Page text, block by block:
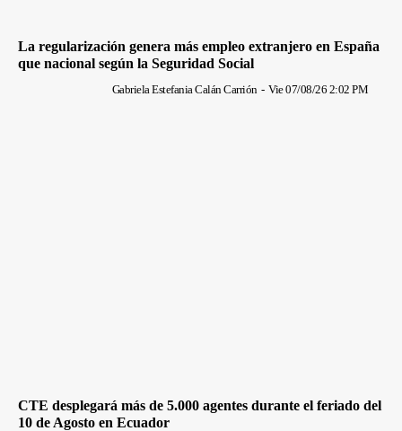
La regularización genera más empleo extranjero en España
que nacional según la Seguridad Social
Gabriela Estefania Calán Carrión - Vie 07/08/26 2:02 PM
CTE desplegará más de 5.000 agentes durante el feriado del
10 de Agosto en Ecuador